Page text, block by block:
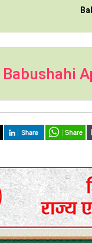
Babushahi